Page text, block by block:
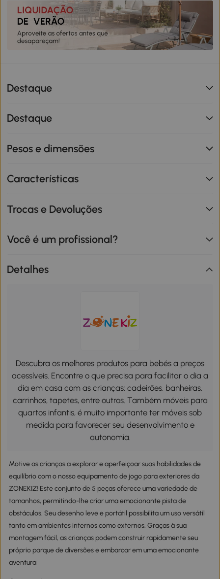
Destaque
Destaque
Pesos e dimensões
Características
Trocas e Devoluções
Você é um profissional?
Detalhes
Descubra os melhores produtos para bebés a preços
acessíveis. Encontre o que precisa para facilitar o dia a
dia em casa com as crianças: cadeirões, banheiras,
carrinhos, tapetes, entre outros. Também móveis para
quartos infantis, é muito importante ter móveis sob
medida para favorecer seu desenvolvimento e
autonomia.
Motive as crianças a explorar e aperfeiçoar suas habilidades de
equilíbrio com o nosso equipamento de jogo para exteriores da
ZONEKIZ! Este conjunto de 5 peças oferece uma variedade de
tamanhos, permitindo-lhe criar uma emocionante pista de
obstáculos. Seu desenho leve e portátil possibilita um uso versátil
tanto em ambientes internos como externos. Graças à sua
montagem fácil, as crianças podem construir rapidamente seu
próprio parque de diversões e embarcar em uma emocionante
aventura